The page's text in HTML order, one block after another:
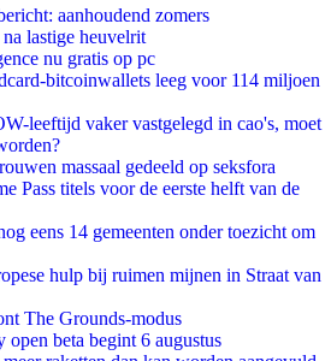
aanhoudend zomers
lastige heuvelrit
nu gratis op pc
bitcoinwallets leeg voor 114 miljoen
leeftijd vaker vastgelegd in cao's, moet
massaal gedeeld op seksfora
Pass titels voor de eerste helft van de
eens 14 gemeenten onder toezicht om
hulp bij ruimen mijnen in Straat van
The Grounds-modus
open beta begint 6 augustus